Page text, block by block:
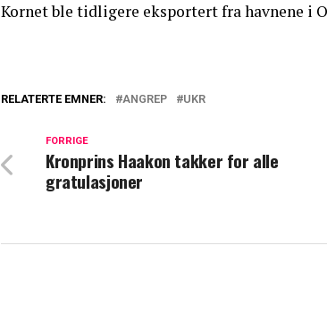
Kornet ble tidligere eksportert fra havnene i
RELATERTE EMNER: ANGREP UKR
FORRIGE
Kronprins Haakon takker for alle
gratulasjoner